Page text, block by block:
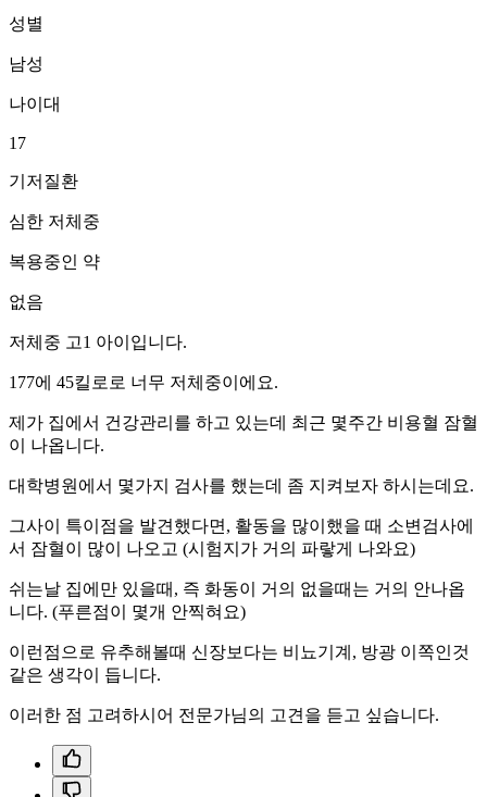
성별
남성
나이대
17
기저질환
심한 저체중
복용중인 약
없음
저체중 고1 아이입니다.
177에 45킬로로 너무 저체중이에요.
제가 집에서 건강관리를 하고 있는데 최근 몇주간 비용혈 잠혈
이 나옵니다.
대학병원에서 몇가지 검사를 했는데 좀 지켜보자 하시는데요.
그사이 특이점을 발견했다면, 활동을 많이했을 때 소변검사에
서 잠혈이 많이 나오고 (시험지가 거의 파랗게 나와요)
쉬는날 집에만 있을때, 즉 화동이 거의 없을때는 거의 안나옵
니다. (푸른점이 몇개 안찍혀요)
이런점으로 유추해볼때 신장보다는 비뇨기계, 방광 이쪽인것
같은 생각이 듭니다.
이러한 점 고려하시어 전문가님의 고견을 듣고 싶습니다.